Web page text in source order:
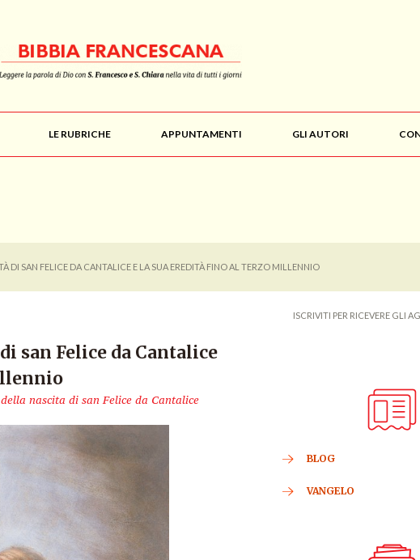
LE RUBRICHE APPUNTAMENTI GLI AUTORI
DI SAN FELICE DA CANTALICE E LA SUA EREDITÀ FINO AL TERZO MILLENNIO
ISCRIVITI PER RICEVERE GLI
san Felice da Cantalice
nascita di san Felice da Cantalice
BLOG
VANGELO